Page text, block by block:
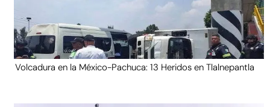
Volcadura en la México-Pachuca: 13 Heridos en Tlalnepantla